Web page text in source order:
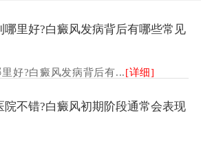
哪里好?白癜风发病背后有哪些常见
好?白癜风发病背后有...[详细]
院不错?白癜风初期阶段通常会表现